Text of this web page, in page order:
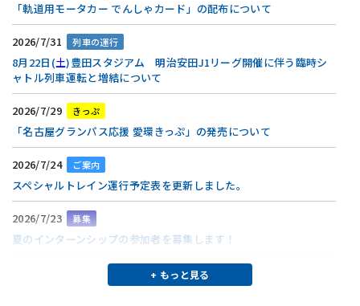
「軌道用モータカー でんしゃカード」の配布について
2026/7/31 列車の運行
8月22日(土)豊田スタジアム 明治安田J1リーグ開催に伴う臨時シ
ャトル列車運転と増結について
2026/7/29 きっぷ
「名古屋グランパス応援 愛環きっぷ」の発売について
2026/7/24 ご案内
スペシャルトレイン運行予定表を更新しました。
2026/7/23 募集
夏のインターンシップの参加者を募集します！
+ もっと見る